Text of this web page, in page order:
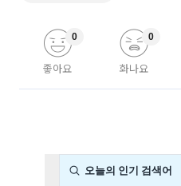
좋아요
0
화나요
0